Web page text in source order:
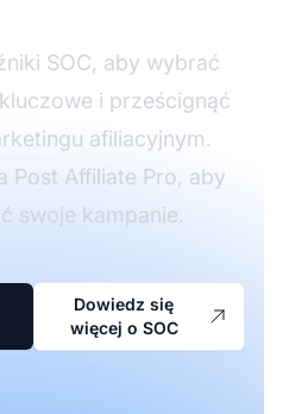
SOC, aby wybrać
i prześcignąć
afiliacyjnym.
Post Affiliate Pro, aby
swoje kampanie.
Dowiedz się
więcej o SOC